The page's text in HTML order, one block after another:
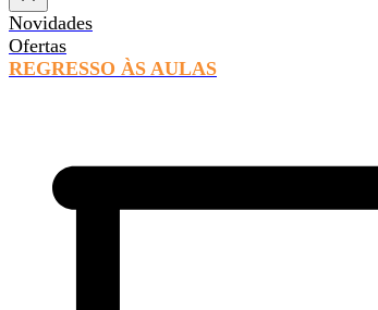
Novidades
Ofertas
REGRESSO ÀS AULAS